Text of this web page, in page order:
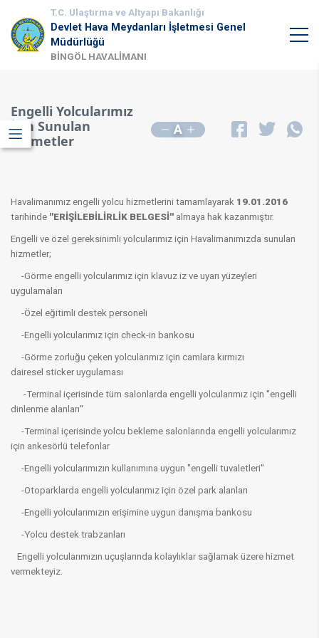
T.C. Ulaştırma ve Altyapı Bakanlığı
Devlet Hava Meydanları İşletmesi Genel
Müdürlüğü
BİNGÖL HAVALİMANI
Engelli Yolcularımız
İçin Sunulan
Hizmetler
A
​​Havalimanımız engelli yolcu hizmetlerini tamamlayarak 19.01.2016
tarihinde ''ERİŞİLEBİLİRLİK BELGESİ'' almaya hak kazanmıştır.
Engelli ve özel gereksinimli yolcularımız için Havalimanımızda sunulan
hizmetler;
-Görme engelli yolcularımız için klavuz iz ve uyarı yüzeyleri
uygulamaları
-Özel eğitimli destek personeli
-Engelli yolcularımız için check-in bankosu
-Görme zorluğu çeken yolcularımız için camlara kırmızı
dairesel sticker uygulaması
-Terminal içerisinde tüm salonlarda engelli yolcularımız için ''engelli
dinlenme alanları''
-Terminal içerisinde yolcu bekleme salonlarında engelli yolcularımız
için ankesörlü telefonlar
-Engelli yolcularımızın kullanımına uygun ''engelli tuvaletleri''
-Otoparklarda engelli yolcularımız için özel park alanları
-Engelli yolcularımızın erişimine uygun danışma bankosu
-Yolcu destek trabzanları
Engelli yolcularımızın uçuşlarında kolaylıklar sağlamak üzere hizmet
vermekteyiz.